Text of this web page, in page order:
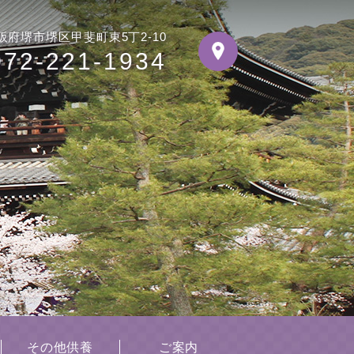
府堺市堺区甲斐町東5丁2-10
221-1934
その他供養 ご案内